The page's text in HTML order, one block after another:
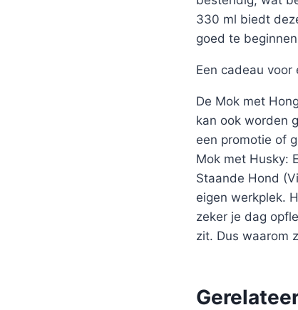
330 ml biedt
goed te
Een cadeau voor
De Mok met
kan ook worden
een promotie of
Mok met Husky:
Staande Hond
eigen werkplek.
zeker je dag
zit. Dus waarom